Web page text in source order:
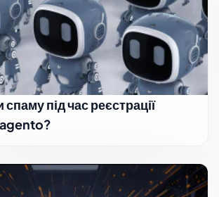
спаму під час реєстрації